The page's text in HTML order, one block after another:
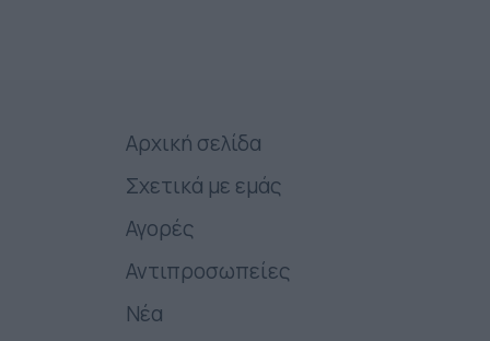
Αρχική σελίδα
Σχετικά με εμάς
Αγορές
Αντιπροσωπείες
Νέα